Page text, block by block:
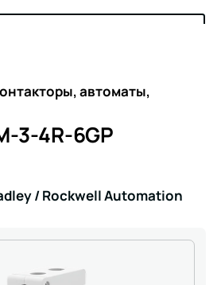
автоматы,
3-4R-6GP
/ Rockwell Automation